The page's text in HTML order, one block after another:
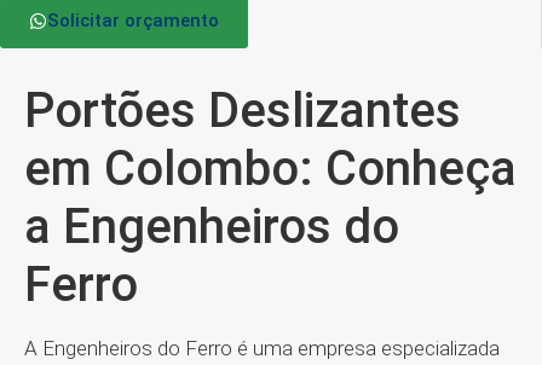
Solicitar orçamento
Portões Deslizantes
em Colombo: Conheça
a Engenheiros do
Ferro
A Engenheiros do Ferro é uma empresa especializada